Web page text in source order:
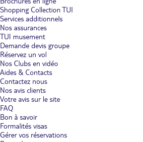
Shopping Collection TUI
Services additionnels
Nos assurances
TUI musement
Demande devis groupe
Réservez un vol
Nos Clubs en vidéo
Aides & Contacts
Contactez nous
Nos avis clients
Votre avis sur le site
FAQ
Bon à savoir
Formalités visas
Gérer vos réservations